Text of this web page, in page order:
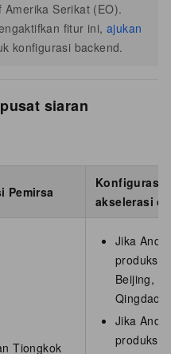
Amerika Serikat (EO).
fitur ini, ajukan
konfigurasi backend.
siaran
Pemirsa
Konfigurasi
akselerasi
Tiongkok
Jika
produksi:
Beijing,
Qingdao.
Jika
produksi: